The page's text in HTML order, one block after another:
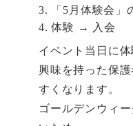
「5月体験会」
体験 → 入会
イベント当日に
興味を持った保
すくなります。
ゴールデンウィ